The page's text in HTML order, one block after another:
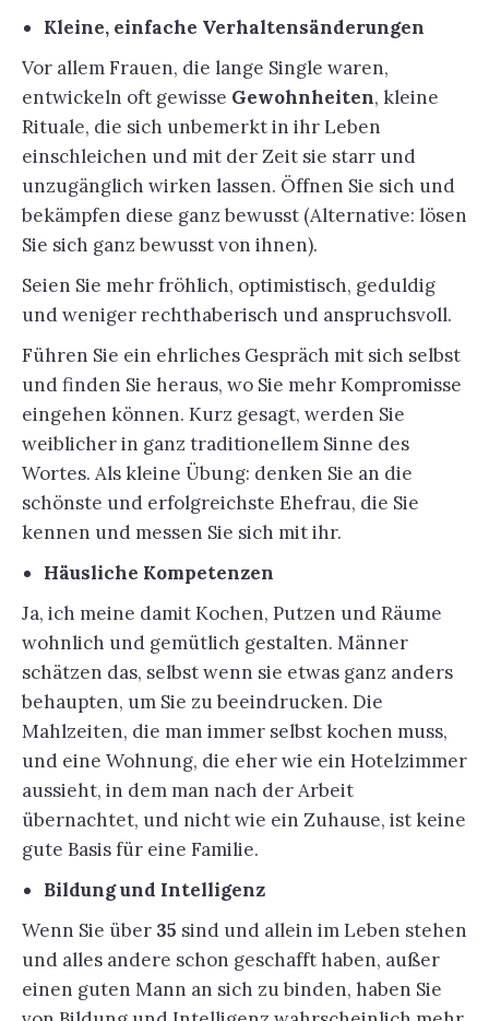
Kleine, einfache Verhaltensänderungen
Vor allem Frauen, die lange Single waren,
entwickeln oft gewisse Gewohnheiten, kleine
Rituale, die sich unbemerkt in ihr Leben
einschleichen und mit der Zeit sie starr und
unzugänglich wirken lassen. Öffnen Sie sich und
bekämpfen diese ganz bewusst (Alternative: lösen
Sie sich ganz bewusst von ihnen).
Seien Sie mehr fröhlich, optimistisch, geduldig
und weniger rechthaberisch und anspruchsvoll.
Führen Sie ein ehrliches Gespräch mit sich selbst
und finden Sie heraus, wo Sie mehr Kompromisse
eingehen können. Kurz gesagt, werden Sie
weiblicher in ganz traditionellem Sinne des
Wortes. Als kleine Übung: denken Sie an die
schönste und erfolgreichste Ehefrau, die Sie
kennen und messen Sie sich mit ihr.
Häusliche Kompetenzen
Ja, ich meine damit Kochen, Putzen und Räume
wohnlich und gemütlich gestalten. Männer
schätzen das, selbst wenn sie etwas ganz anders
behaupten, um Sie zu beeindrucken. Die
Mahlzeiten, die man immer selbst kochen muss,
und eine Wohnung, die eher wie ein Hotelzimmer
aussieht, in dem man nach der Arbeit
übernachtet, und nicht wie ein Zuhause, ist keine
gute Basis für eine Familie.
Bildung und Intelligenz
Wenn Sie über 35 sind und allein im Leben stehen
und alles andere schon geschafft haben, außer
einen guten Mann an sich zu binden, haben Sie